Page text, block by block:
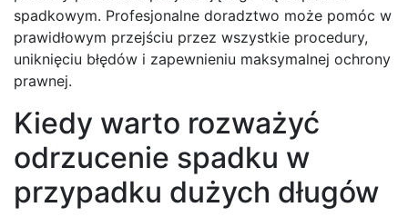
spadkowym. Profesjonalne doradztwo może pomóc w
prawidłowym przejściu przez wszystkie procedury,
uniknięciu błędów i zapewnieniu maksymalnej ochrony
prawnej.
Kiedy warto rozważyć
odrzucenie spadku w
przypadku dużych długów